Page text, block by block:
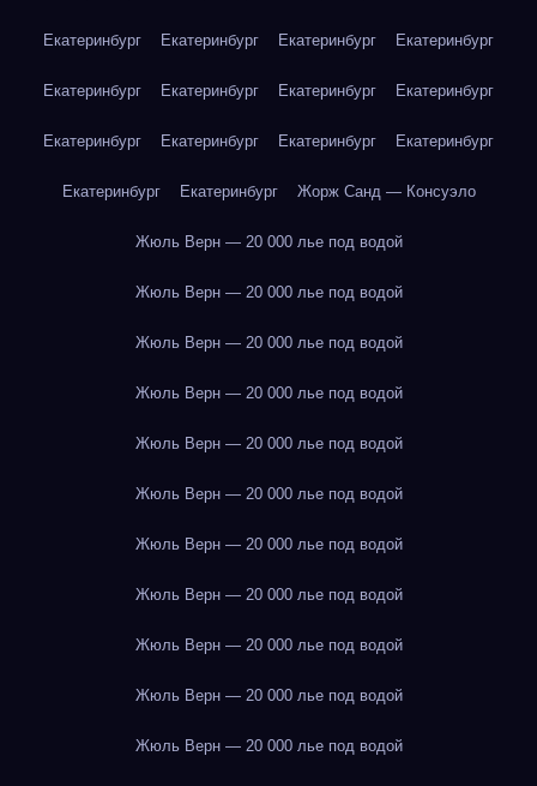
Екатеринбург Екатеринбург Екатеринбург Екатеринбург
Екатеринбург Екатеринбург Екатеринбург Екатеринбург
Екатеринбург Екатеринбург Екатеринбург Екатеринбург
Екатеринбург Екатеринбург Жорж Санд — Консуэло
Жюль Верн — 20 000 лье под водой
Жюль Верн — 20 000 лье под водой
Жюль Верн — 20 000 лье под водой
Жюль Верн — 20 000 лье под водой
Жюль Верн — 20 000 лье под водой
Жюль Верн — 20 000 лье под водой
Жюль Верн — 20 000 лье под водой
Жюль Верн — 20 000 лье под водой
Жюль Верн — 20 000 лье под водой
Жюль Верн — 20 000 лье под водой
Жюль Верн — 20 000 лье под водой